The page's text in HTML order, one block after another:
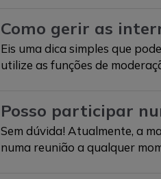
Como gerir as
Eis uma dica simples que
utilize as funções de
Posso participar
Sem dúvida! Atualmente, a
numa reunião a qualquer